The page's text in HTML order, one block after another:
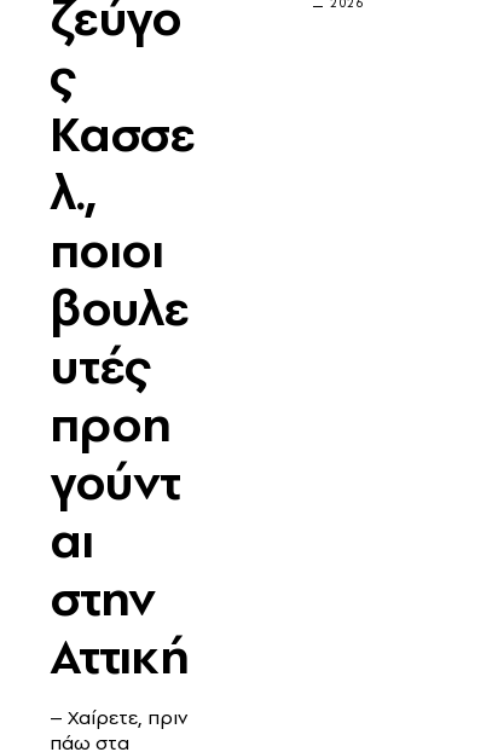
ζεύγο
ς
Κασσε
λ.,
ποιοι
βουλε
υτές
προη
γούντ
αι
στην
Αττική
– Χαίρετε, πριν
πάω στα